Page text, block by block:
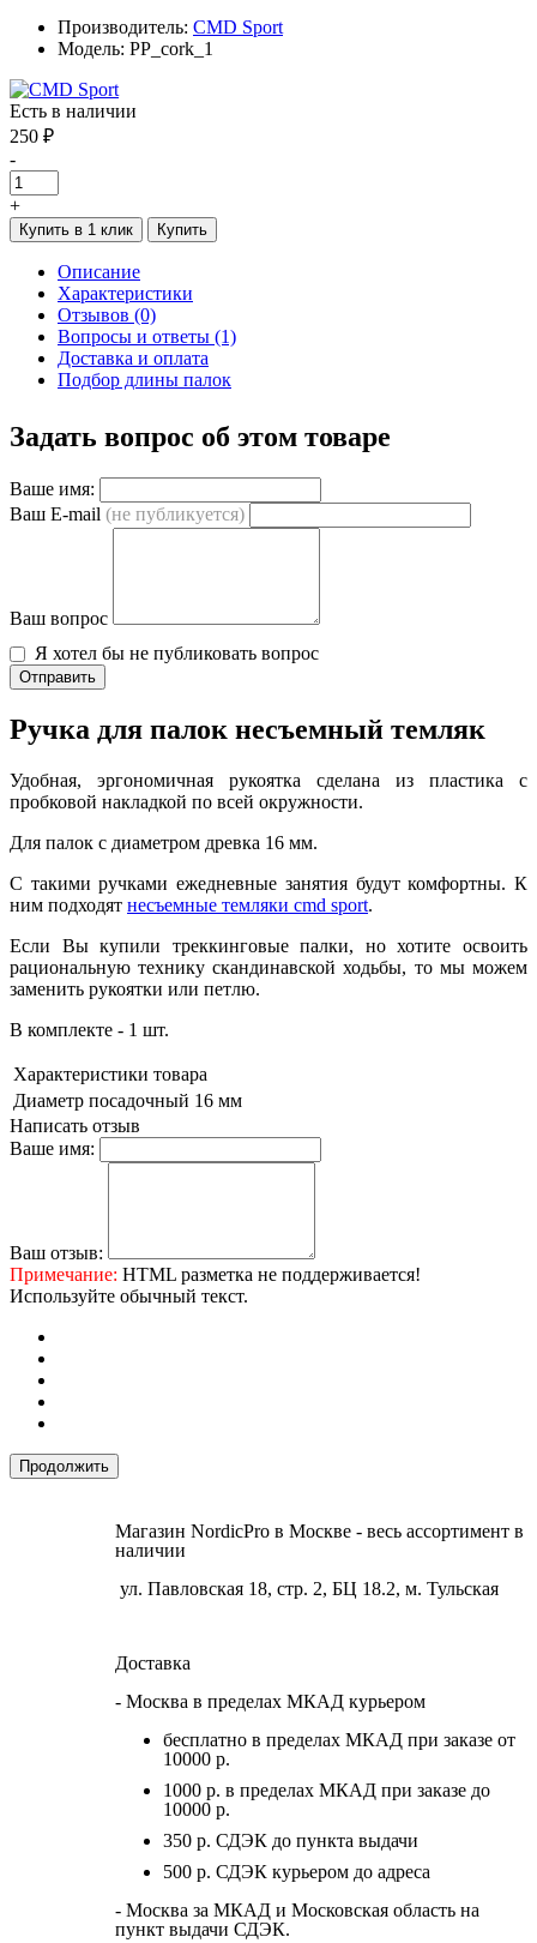
Производитель: CMD Sport
Модель: PP_cork_1
Есть в наличии
250 ₽
-
+
Купить в 1 клик Купить
Описание
Характеристики
Отзывов (0)
Вопросы и ответы (1)
Доставка и оплата
Подбор длины палок
Задать вопрос об этом товаре
Ваше имя:
Ваш E-mail (не публикуется)
Ваш вопрос
Я хотел бы не публиковать вопрос
Отправить
Ручка для палок несъемный темляк
Удобная, эргономичная рукоятка сделана из пластика с
пробковой накладкой по всей окружности.
Для палок с диаметром древка 16 мм.
С такими ручками ежедневные занятия будут комфортны. К
ним подходят несъемные темляки cmd sport.
Если Вы купили треккинговые палки, но хотите освоить
рациональную технику скандинавской ходьбы, то мы можем
заменить рукоятки или петлю.
В комплекте - 1 шт.
Характеристики товара
Диаметр посадочный 16 мм
Написать отзыв
Ваше имя:
Ваш отзыв:
Примечание: HTML разметка не поддерживается!
Используйте обычный текст.
Продолжить
Магазин NordicPro в Москве - весь ассортимент в
наличии
ул. Павловская 18, стр. 2, БЦ 18.2, м. Тульская
Доставка
- Москва в пределах МКАД курьером
бесплатно в пределах МКАД при заказе от
10000 р.
1000 р. в пределах МКАД при заказе до
10000 р.
350 р. СДЭК до пункта выдачи
500 р. СДЭК курьером до адреса
- Москва за МКАД и Московская область на
пункт выдачи СДЭК.